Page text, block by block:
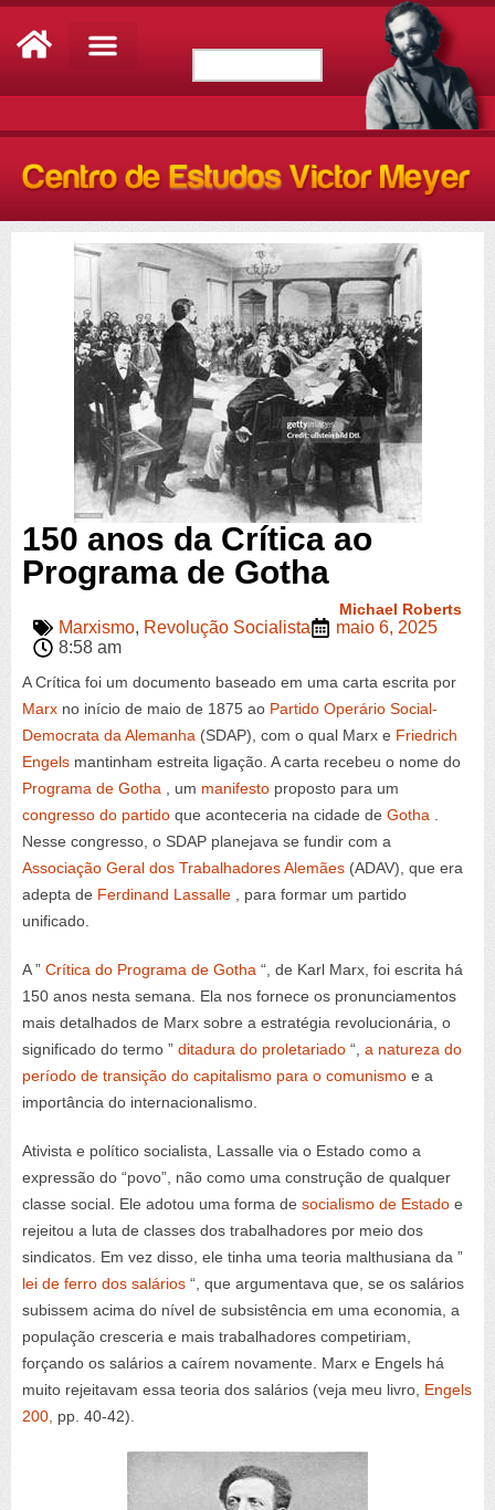
150 anos da Crítica ao
Programa de Gotha
Michael Roberts
Marxismo, Revolução Socialista
maio 6, 2025
8:58 am
A Crítica foi um documento baseado em uma carta escrita por
Marx no início de maio de 1875 ao Partido Operário Social-
Democrata da Alemanha (SDAP), com o qual Marx e Friedrich
Engels mantinham estreita ligação. A carta recebeu o nome do
Programa de Gotha , um manifesto proposto para um
congresso do partido que aconteceria na cidade de Gotha .
Nesse congresso, o SDAP planejava se fundir com a
Associação Geral dos Trabalhadores Alemães (ADAV), que era
adepta de Ferdinand Lassalle , para formar um partido
unificado.
A ” Crítica do Programa de Gotha “, de Karl Marx, foi escrita há
150 anos nesta semana. Ela nos fornece os pronunciamentos
mais detalhados de Marx sobre a estratégia revolucionária, o
significado do termo ” ditadura do proletariado “, a natureza do
período de transição do capitalismo para o comunismo e a
importância do internacionalismo.
Ativista e político socialista, Lassalle via o Estado como a
expressão do “povo”, não como uma construção de qualquer
classe social. Ele adotou uma forma de socialismo de Estado e
rejeitou a luta de classes dos trabalhadores por meio dos
sindicatos. Em vez disso, ele tinha uma teoria malthusiana da ”
lei de ferro dos salários “, que argumentava que, se os salários
subissem acima do nível de subsistência em uma economia, a
população cresceria e mais trabalhadores competiriam,
forçando os salários a caírem novamente. Marx e Engels há
muito rejeitavam essa teoria dos salários (veja meu livro, Engels
200, pp. 40-42).